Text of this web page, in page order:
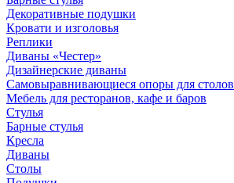
Декоративные подушки
Кровати и изголовья
Реплики
Диваны «Честер»
Дизайнерские диваны
Самовыравнивающиеся опоры для столов
Мебель для ресторанов, кафе и баров
Стулья
Барные стулья
Кресла
Диваны
Столы